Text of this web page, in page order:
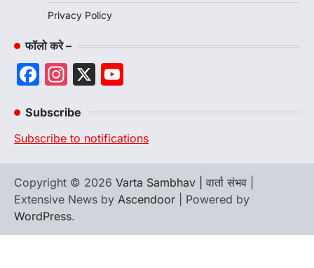
Privacy Policy
फॉलो करे –
Facebook
Instagram
X
Subscribe
Subscribe to notifications
Copyright © 2026 Varta Sambhav | वार्ता संभव
Extensive News by Ascendoor | Powered by
WordPress.